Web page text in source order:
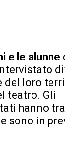
e le alunne
del loro
teatro. Gli
hanno tra
sono in